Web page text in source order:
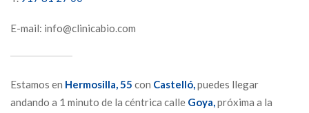
E-mail: info@clinicabio.com
Estamos en Hermosilla,55 con Castelló,puedes llegar
andando a 1 minuto de la céntrica calle Goya,próxima a la